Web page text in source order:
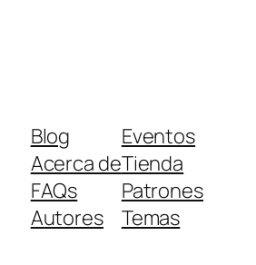
Blog
Acerca de
FAQs
Autores
Eventos
Tienda
Patrones
Temas